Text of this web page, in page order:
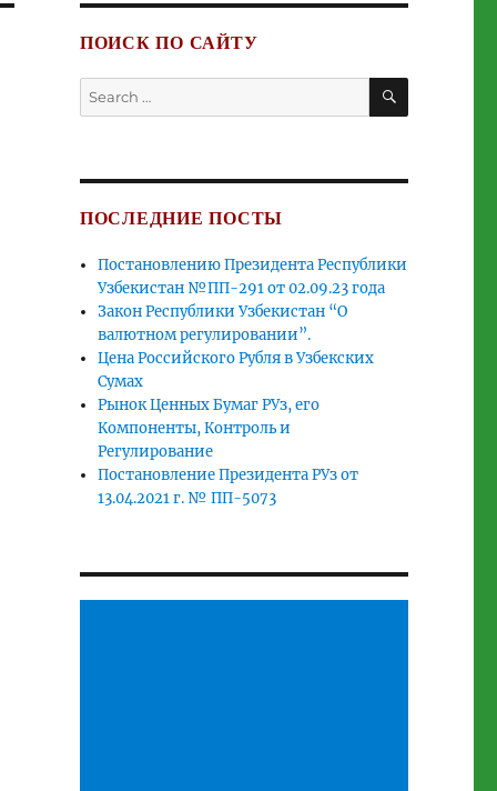
ПОИСК ПО САЙТУ
Search
for:
SEARCH
ПОСЛЕДНИЕ ПОСТЫ
Постановлению Президента Республики
Узбекистан №ПП-291 от 02.09.23 года
Закон Республики Узбекистан “О
валютном регулировании”.
Цена Российского Рубля в Узбекских
Сумах
Рынок Ценных Бумаг РУз, его
Компоненты, Контроль и
Регулирование
Постановление Президента РУз от
13.04.2021 г. № ПП-5073